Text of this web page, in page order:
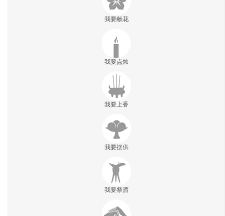
我要献花
我要点烛
我要上香
我要摆供
我要祭酒